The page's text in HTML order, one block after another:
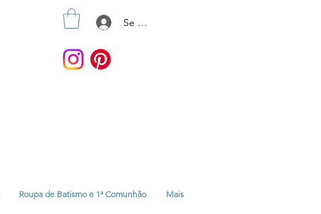
Se connecter
Roupa de Batismo e 1ª Comunhão Mais